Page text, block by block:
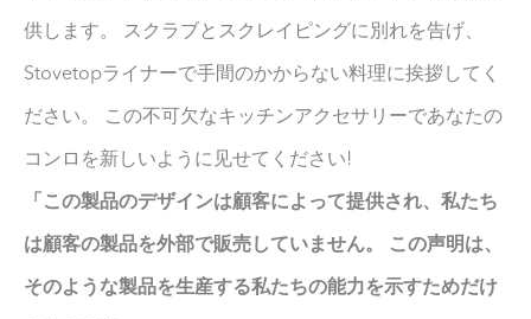
供します。 スクラブとスクレイピングに別れを告げ、
Stovetopライナーで手間のかからない料理に挨拶してく
ださい。 この不可欠なキッチンアクセサリーであなたの
コンロを新しいように见せてください!
「この製品のデザインは顧客によって提供され、私たち
は顧客の製品を外部で販売していません。 この声明は、
そのような製品を生産する私たちの能力を示すためだけ